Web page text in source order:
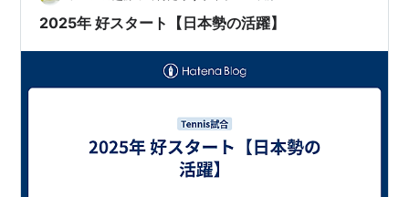
ATPランキングでの位置② 過去の主な試合結果と実績
2025年 好スタート【日本勢の活躍】